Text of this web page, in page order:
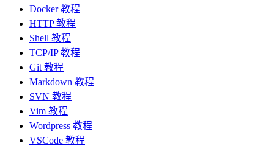
Docker 教程
HTTP 教程
Shell 教程
TCP/IP 教程
Git 教程
Markdown 教程
SVN 教程
Vim 教程
Wordpress 教程
VSCode 教程